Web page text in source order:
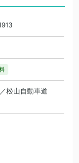
松山自動車道